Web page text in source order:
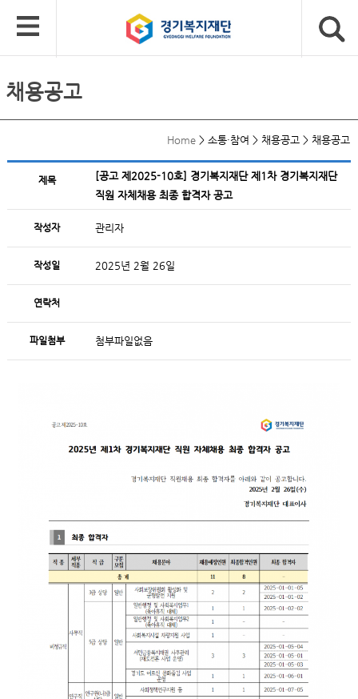
채용공고
Home > 소통·참여 > 채용공고 > 채용공고
제목
[공고 제2025-10호] 경기복지재단 제1차 경기복지재단
직원 자체채용 최종 합격자 공고
작성자 관리자
작성일 2025년 2월 26일
연락처
파일첨부 첨부파일없음